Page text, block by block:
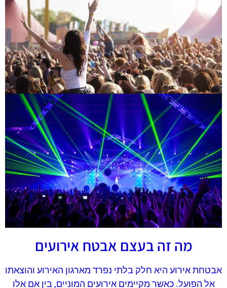
מה זה בעצם אבטח אירועים
אבטחת אירוע היא חלק בלתי נפרד מארגון האירוע והוצאתו
אל הפועל. כאשר מקיימים אירועים המוניים, בין אם אלו